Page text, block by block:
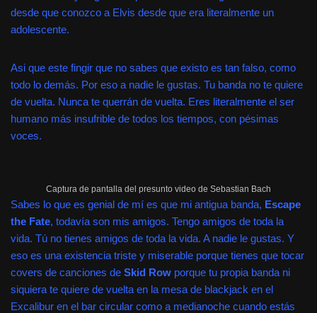
desde que conozco a Elvis desde que era literalmente un
adolescente.
Asi que este fingir que no sabes que existo es tan falso, como
todo lo demás. Por eso a nadie le gustas. Tu banda no te quiere
de vuelta. Nunca te querrán de vuelta. Eres literalmente el ser
humano más insufrible de todos los tiempos, con pésimas
voces.
Captura de pantalla del presunto video de Sebastian Bach
Sabes lo que es genial de mí es que mi antigua banda, Escape
the Fate, todavía son mis amigos. Tengo amigos de toda la
vida. Tú no tienes amigos de toda la vida. A nadie le gustas. Y
eso es una existencia triste y miserable porque tienes que tocar
covers de canciones de Skid Row porque tu propia banda ni
siquiera te quiere de vuelta en la mesa de blackjack en el
Excalibur en el bar circular como a medianoche cuando estás